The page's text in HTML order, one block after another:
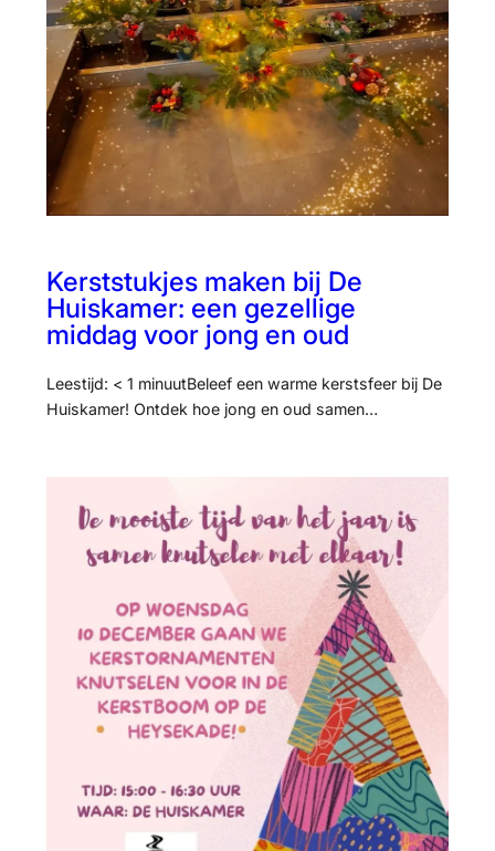
Kerststukjes maken bij De
Huiskamer: een gezellige
middag voor jong en oud
Leestijd: < 1 minuutBeleef een warme kerstsfeer bij De
Huiskamer! Ontdek hoe jong en oud samen…